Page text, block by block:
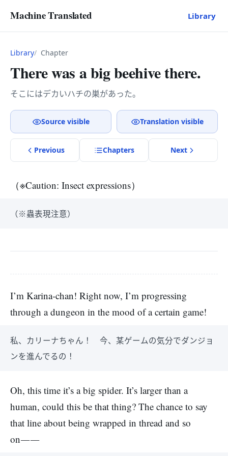
Machine Translated Library
Library Chapter
There was a big beehive there.
そこにはデカいハチの巣があった。
Source visible Translation visible
Previous Chapters Next
（※Caution: Insect expressions）
（※蟲表現注意）
I’m Karina-chan! Right now, I’m progressing
through a dungeon in the mood of a certain game!
私、カリーナちゃん！ 今、某ゲームの気分でダンジョ
ンを進んでるの！
Oh, this time it’s a big spider. It’s larger than a
human, could this be that thing? The chance to say
that line about being wrapped in thread and so
on――